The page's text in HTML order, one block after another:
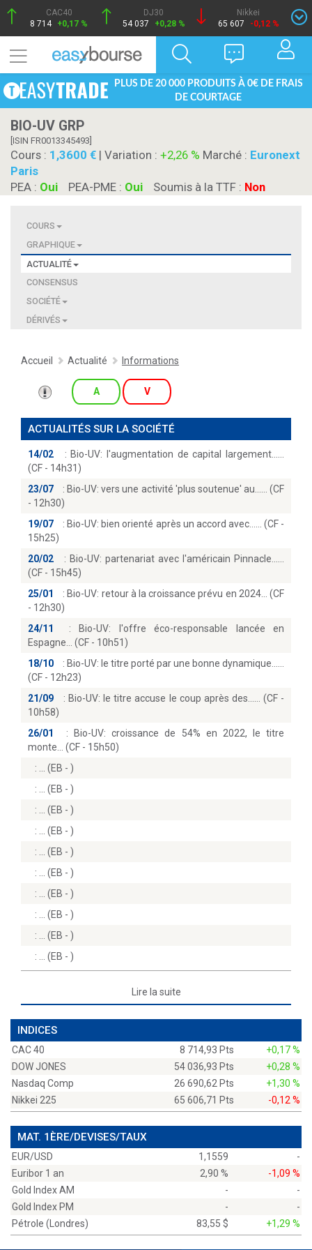
CAC40
8 714 +0,17 %
DJ30
54 037
+0,28 %
Nikkei
65 607
-0,12 %
PLUS DE 20 000 PRODUITS À 0€ DE FRAIS
DE COURTAGE
BIO-UV GRP
[ISIN FR0013345493]
Cours : 1,3600 | Variation : +2,26 % Marché : Euronext
Paris
PEA : Oui PEA-PME : Oui Soumis à la TTF : Non
COURS
GRAPHIQUE
ACTUALITÉ
CONSENSUS
SOCIÉTÉ
DÉRIVÉS
Accueil Actualité Informations
A V
ACTUALITÉS SUR LA SOCIÉTÉ
14/02 : Bio-UV: l'augmentation de capital largement...
(CF - 14h31)
23/07
: Bio-UV: vers une activité 'plus soutenue' au...… (CF
- 12h30)
19/07
: Bio-UV: bien orienté après un accord avec...… (CF -
15h25)
20/02
: Bio-UV: partenariat avec l'américain Pinnacle...
(CF - 15h45)
25/01
: Bio-UV: retour à la croissance prévu en 2024… (CF
- 12h30)
24/11
:
Bio-UV: l'offre éco-responsable lancée en
Espagne… (CF - 10h51)
18/10
: Bio-UV: le titre porté par une bonne dynamique...
(CF - 12h23)
21/09
: Bio-UV: le titre accuse le coup après des...… (CF -
10h58)
26/01
:
Bio-UV: croissance de 54% en 2022, le titre
monte… (CF - 15h50)
:
(EB - )
:
(EB - )
:
(EB - )
:
(EB - )
:
(EB - )
:
(EB - )
:
(EB - )
:
(EB - )
:
(EB - )
:
(EB - )
Lire la suite
INDICES
CAC 40 8 714,93 Pts
+0,17 %
DOW JONES
54 036,93 Pts
+0,28 %
Nasdaq Comp
26 690,62 Pts
+1,30 %
Nikkei 225
65 606,71 Pts -0,12 %
MAT. 1ÈRE/DEVISES/TAUX
EUR/USD 1,1559
-
Euribor 1 an
2,90 %
-1,09 %
Gold Index AM
-
-
Gold Index PM
-
-
Pétrole (Londres)
83,55 $ +1,29 %